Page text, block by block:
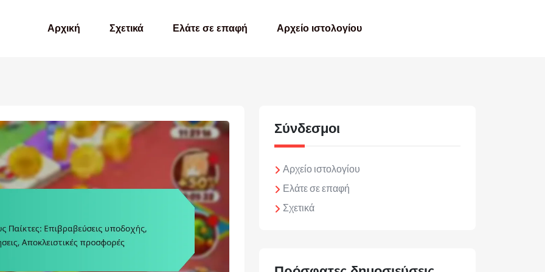
Αρχική Σχετικά Ελάτε σε επαφή Αρχείο ιστολογίου
Σύνδεσμοι
Αρχείο ιστολογίου
Ελάτε σε επαφή
Σχετικά